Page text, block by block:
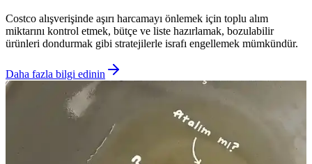
Costco alışverişinde aşırı harcamayı önlemek için toplu alım
miktarını kontrol etmek, bütçe ve liste hazırlamak, bozulabilir
ürünleri dondurmak gibi stratejilerle israfı engellemek mümkündür.
Daha fazla bilgi edinin